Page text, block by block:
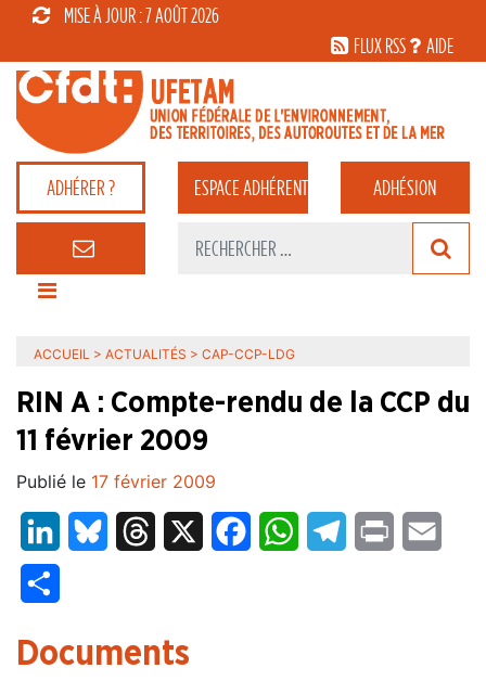
MISE À JOUR : 7 AOÛT 2026
FLUX RSS
AIDE
ADHÉRER ? ESPACEADHÉRENT ADHÉSION
ACCUEIL > ACTUALITÉS > CAP-CCP-LDG
RIN A : Compte-rendu de la CCP du
11 février 2009
Publié le 17 février 2009
LinkedInBluesky Threads FacebookWhatsAppTelegram
Print
Documents